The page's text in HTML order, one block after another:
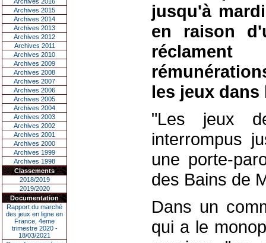
Archives 2015
Archives 2014
Archives 2013
Archives 2012
Archives 2011
Archives 2010
Archives 2009
Archives 2008
Archives 2007
Archives 2006
Archives 2005
Archives 2004
Archives 2003
Archives 2002
Archives 2001
Archives 2000
Archives 1999
Archives 1998
Classements
2018/2019
2019/2020
Documentation
Rapport du marché
des jeux en ligne en
France, 4eme
trimestre 2020 -
18/03/2021
jusqu'à
en raison
les jeux
"Les jeux
interrompus
une porte-
des Bains de
Dans un
qui a le